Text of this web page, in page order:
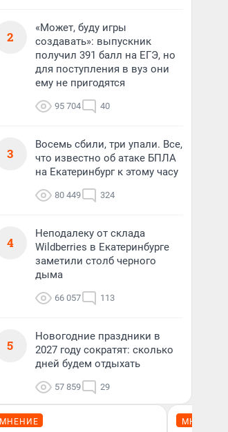
2
«Может, буду игры
создавать»: выпускник
получил 391 балл на ЕГЭ, но
для поступления в вуз они
ему не пригодятся
95 704 40
3
Восемь сбили, три упали. Все,
что известно об атаке БПЛА
на Екатеринбург к этому часу
80 449 324
4
Неподалеку от склада
Wildberries в Екатеринбурге
заметили столб черного
дыма
66 057 113
5
Новогодние праздники в
2027 году сократят: сколько
дней будем отдыхать
57 859 29
МНЕНИЕ МНЕНИЕ